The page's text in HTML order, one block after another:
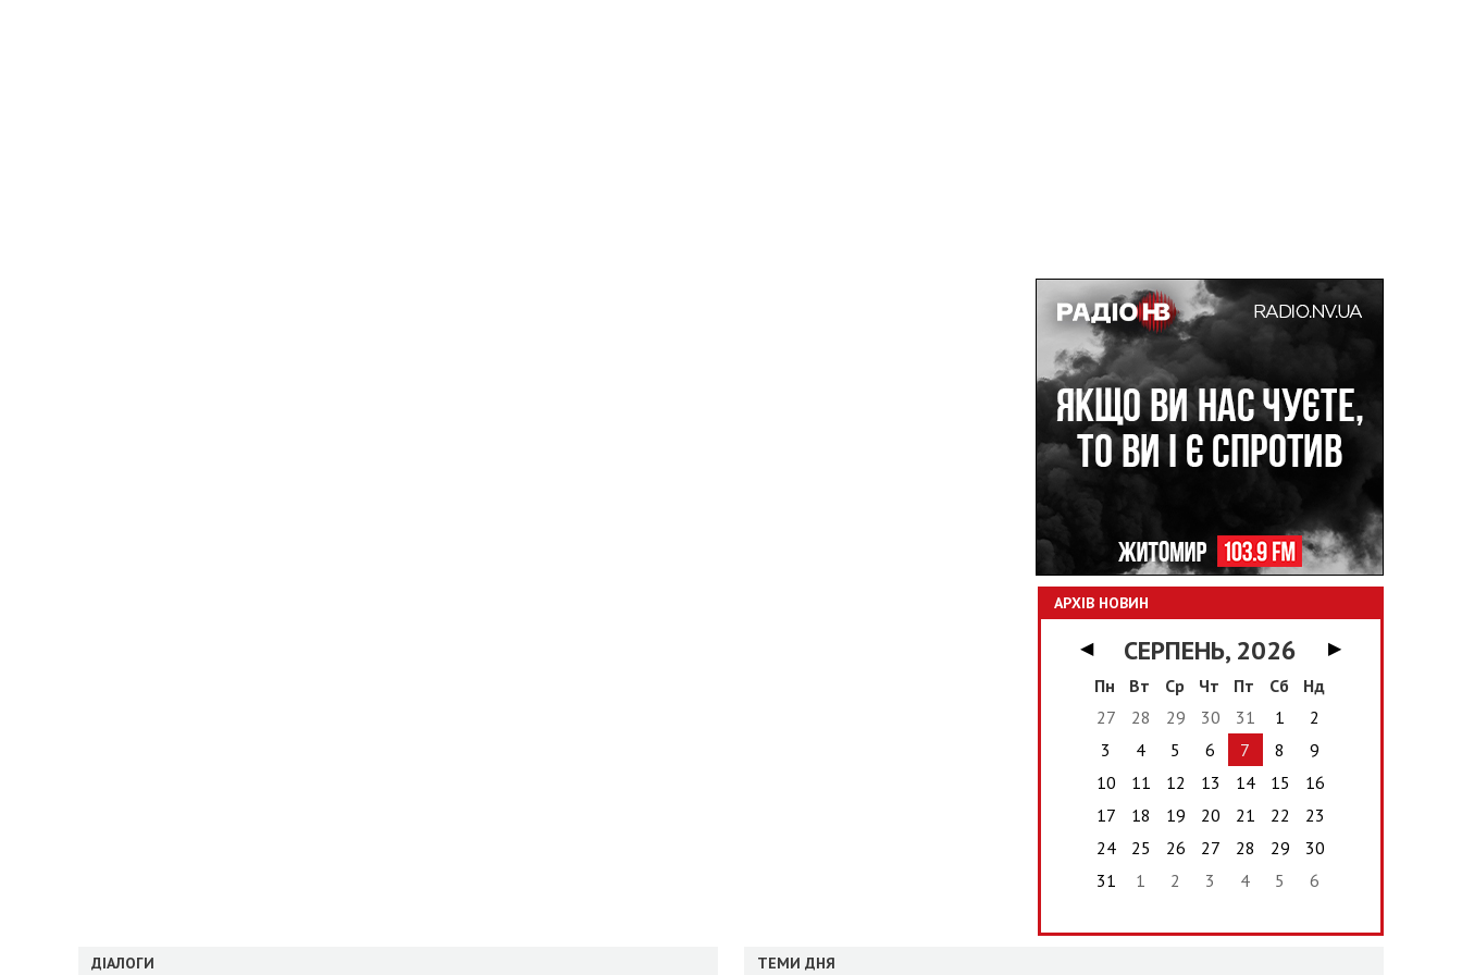
АРХІВ НОВИН
◀ СЕРПЕНЬ, 2026
▶
Пн
Вт Ср Чт Пт Сб
Нд
27
28 29 30 31 1
2
3
4 5 6 7 8
9
10
11 12 13 14 15
16
17
18 19 20 21 22
23
24
25 26 27 28 29
30
31
1 2 3 4 5 6
ДІАЛОГИ ТЕМИ ДНЯ